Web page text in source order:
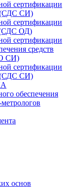
сертификации
(СДС СИ)
сертификации
(СДС ОД)
сертификации
средств
СИ)
сертификации
(СДС СИ)
обеспечения
основ